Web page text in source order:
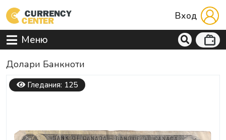
Вход
Меню
Долари Банкноти
Гледания: 125